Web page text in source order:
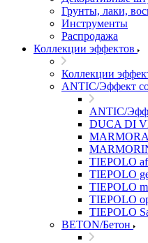
Грунты, лаки,
Инструменты
Распродажа
Коллекции эффектов
Коллекции
ANTIC/Эффект
ANTIC/
DUCA DI
MARMORA
TIEPOLO
TIEPOLO
TIEPOLO
TIEPOLO
TIEPOLO
BETON/Бетон